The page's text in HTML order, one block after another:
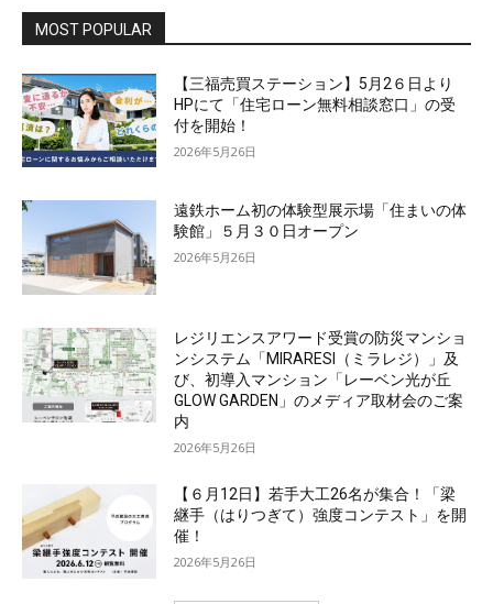
MOST POPULAR
【三福売買ステーション】5月2６日より
HPにて「住宅ローン無料相談窓口」の受
付を開始！
2026年5月26日
遠鉄ホーム初の体験型展示場「住まいの体
験館」５月３０日オープン
2026年5月26日
レジリエンスアワード受賞の防災マンショ
ンシステム「MIRARESI（ミラレジ）」及
び、初導入マンション「レーベン光が丘
GLOW GARDEN」のメディア取材会のご案
内
2026年5月26日
【６月12日】若手大工26名が集合！「梁
継手（はりつぎて）強度コンテスト」を開
催！
2026年5月26日